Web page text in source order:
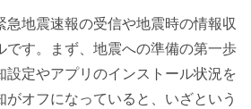
急地震速報の受信や地震時の情報収
です。まず、地震への準備の第一歩
設定やアプリのインストール状況を
がオフになっていると、いざという